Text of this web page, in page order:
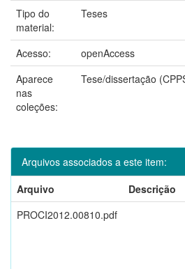
Tipo do
material:
Teses
Acesso:
openAccess
Aparece
nas
coleções:
Tese/dissertação
Arquivos associados a este item:
Arquivo
Descrição
PROCI2012.00810.pdf